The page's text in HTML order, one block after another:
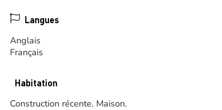
Langues
Anglais
Français
Habitation
Construction récente. Maison.